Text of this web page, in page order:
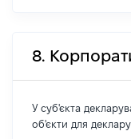
8.
У суб'єкта
об'єкти для